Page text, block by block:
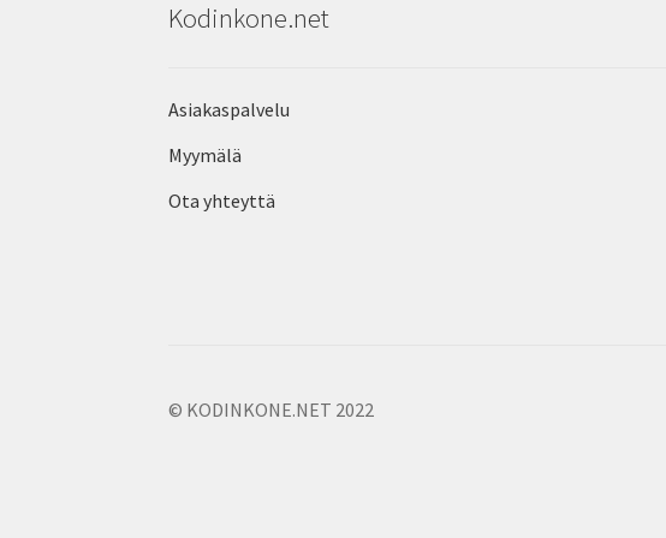
Kodinkone.net
Asiakaspalvelu
Myymälä
Ota yhteyttä
© KODINKONE.NET 2022